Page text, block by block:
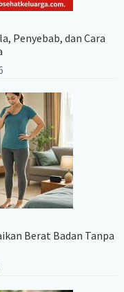
Penyebab, dan Cara
Berat Badan Tanpa